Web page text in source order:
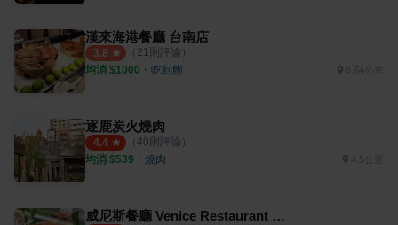
漢來海港餐廳 台南店
3.8 （ 21 則評論）
均消 $1000 ・ 吃到飽 8.64公里
逐鹿炭火燒肉
4.4 （ 40則評論）
均消 $539 ・ 燒肉 4.5公里
威尼斯餐廳 Venice Restaurant 福爾摩沙遊艇酒店